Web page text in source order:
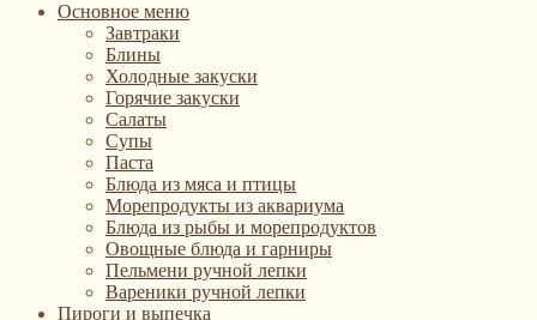
Основное меню
Завтраки
Блины
Холодные закуски
Горячие закуски
Салаты
Супы
Паста
Блюда из мяса и птицы
Морепродукты из аквариума
Блюда из рыбы и морепродуктов
Овощные блюда и гарниры
Пельмени ручной лепки
Вареники ручной лепки
Пироги и выпечка